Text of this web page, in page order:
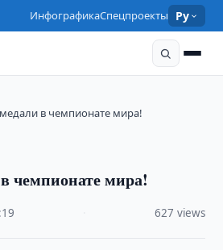
ИнфографикаСпецпроекты Ру
в чемпионате мира!
чемпионате мира!
627 views